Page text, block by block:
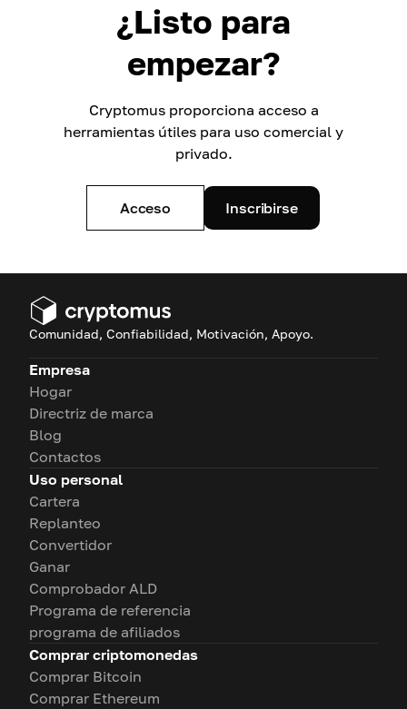
¿Listo para
empezar?
Cryptomus proporciona acceso a
herramientas útiles para uso comercial y
privado.
Acceso Inscribirse
Comunidad, Confiabilidad, Motivación, Apoyo.
Empresa
Hogar
Directriz de marca
Blog
Contactos
Uso personal
Cartera
Replanteo
Convertidor
Ganar
Comprobador ALD
Programa de referencia
programa de afiliados
Comprar criptomonedas
Comprar Bitcoin
Comprar Ethereum